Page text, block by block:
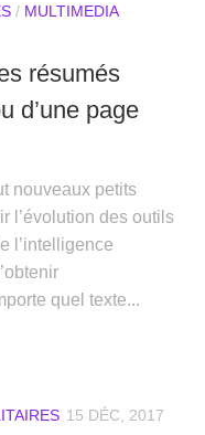
/ MULTIMEDIA
résumés
d’une page
nouveaux petits
l’évolution des outils
l’intelligence
quel texte...
15 DÉC, 2017